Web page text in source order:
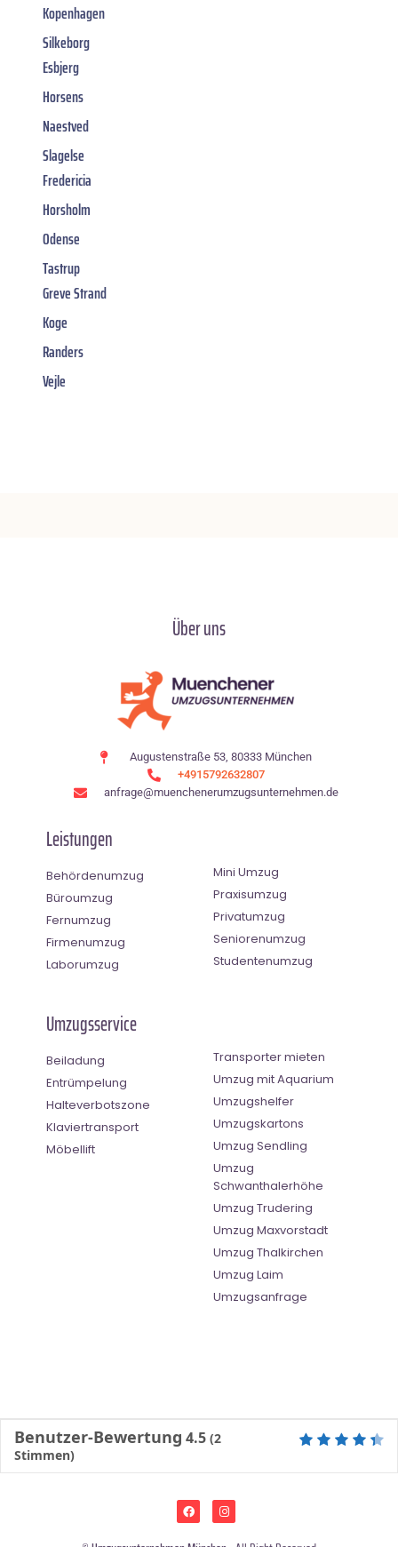
Kopenhagen
Silkeborg
Esbjerg
Horsens
Naestved
Slagelse
Fredericia
Horsholm
Odense
Tastrup
Greve Strand
Koge
Randers
Vejle
Über uns
Augustenstraße 53, 80333 München
+4915792632807
anfrage@muenchenerumzugsunternehmen.de
Leistungen
Behördenumzug
Büroumzug
Fernumzug
Firmenumzug
Laborumzug
Mini Umzug
Praxisumzug
Privatumzug
Seniorenumzug
Studentenumzug
Umzugsservice
Beiladung
Entrümpelung
Halteverbotszone
Klaviertransport
Möbellift
Transporter mieten
Umzug mit Aquarium
Umzugshelfer
Umzugskartons
Umzug Sendling
Umzug
Schwanthalerhöhe
Umzug Trudering
Umzug Maxvorstadt
Umzug Thalkirchen
Umzug Laim
Umzugsanfrage
Benutzer-Bewertung 4.5 (2
Stimmen)